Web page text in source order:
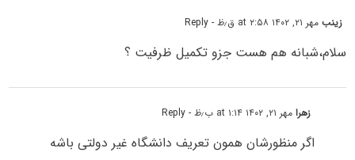
زینبمهر ۲۱, ۱۴۰۲ at ۲:۵۸ ق٫ظ - Reply
سلام،شبانه هم هست جزو تکمیل ظرفیت ؟
زهرامهر ۲۱, ۱۴۰۲ at ۱:۱۴ ب٫ظ - Reply
اگر منظورشان همون تعریف دانشگاه غیر دولتی باشه